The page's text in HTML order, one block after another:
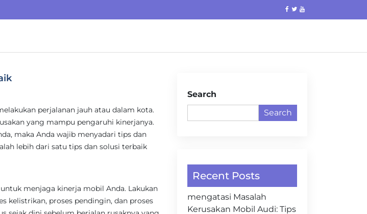
perjalanan jauh atau dalam kota.
yang mampu pengaruhi kinerjanya.
maka Anda wajib menyadari tips dan
lebih dari satu tips dan solusi terbaik
menjaga kinerja mobil Anda. Lakukan
kelistrikan, proses pendingin, dan proses
Search
Search
Recent Posts
mengatasi Masalah
Kerusakan Mobil Audi: Tips